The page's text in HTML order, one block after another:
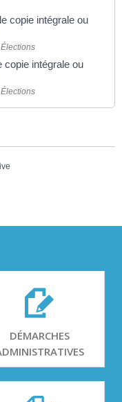
copie intégrale ou
copie intégrale ou
DÉMARCHES